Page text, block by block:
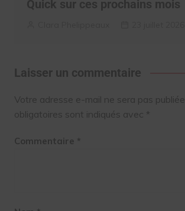
Quick sur ces prochains mois
Laisser un commentaire
Votre adresse e-mail ne sera pas publiée.
obligatoires sont indiqués avec *
Commentaire *